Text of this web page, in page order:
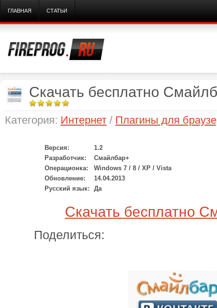
ГЛАВНАЯ СТАТЬИ
Скачать бесплатно
Категория: Интернет / Плагины для
Версия:
1.2
Разработчик:
Смайлбар+
Операционка:
Windows 7 / 8 / XP / Vista
Обновление:
14.04.2013
Русский язык:
Да
Скачать бесплатно
Поделиться: